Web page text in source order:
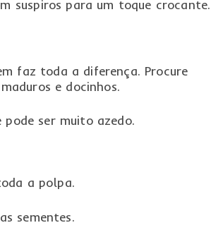
suspiros para um toque crocante.
faz toda a diferença. Procure
e docinhos.
ser muito azedo.
a polpa.
sementes.